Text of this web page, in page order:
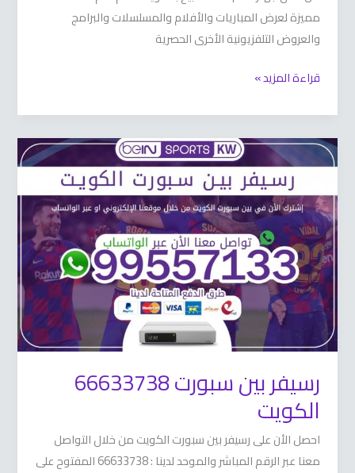
مميزة لعرض المباريات والأفلام والمسلسلات والبرامج
والعروض التلفزيونية الأخرى الحصرية
قراءة المزيد »
رسيفر بين سبورت 66633738
الكويت
احصل الأن على رسيفر بين سبورت الكويت من خلال التواصل
معنا عبر الرقم المباشر والموحد لدينا : 66633738 المفتوح على
رسيفر
بين
سبورت
66633738
الكويت